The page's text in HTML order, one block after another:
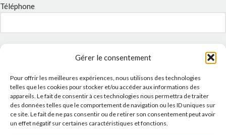
Gérer le consentement
Pour offrir les meilleures expériences, nous utilisons des technologies
telles que les cookies pour stocker et/ou accéder aux informations des
appareils. Le fait de consentir à ces technologies nous permettra de traiter
des données telles que le comportement de navigation ou les ID uniques sur
ce site. Le fait de ne pas consentir ou de retirer son consentement peut avoir
un effet négatif sur certaines caractéristiques et fonctions.
Téléphone
Sujet
Message